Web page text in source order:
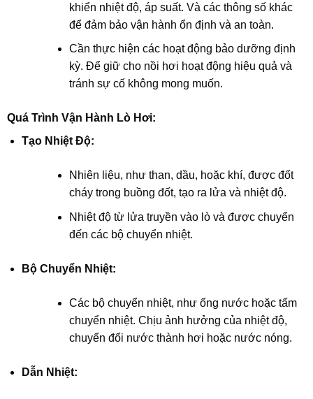
khiển nhiệt độ, áp suất. Và các thông số khác
để đảm bảo vận hành ổn định và an toàn.
Cần thực hiện các hoạt động bảo dưỡng định
kỳ. Để giữ cho nồi hơi hoạt động hiệu quả và
tránh sự cố không mong muốn.
Quá Trình Vận Hành Lò Hơi:
Tạo Nhiệt Độ:
Nhiên liệu, như than, dầu, hoặc khí, được đốt
cháy trong buồng đốt, tạo ra lửa và nhiệt độ.
Nhiệt độ từ lửa truyền vào lò và được chuyển
đến các bộ chuyển nhiệt.
Bộ Chuyển Nhiệt:
Các bộ chuyển nhiệt, như ống nước hoặc tấm
chuyển nhiệt. Chịu ảnh hưởng của nhiệt độ,
chuyển đổi nước thành hơi hoặc nước nóng.
Dẫn Nhiệt: